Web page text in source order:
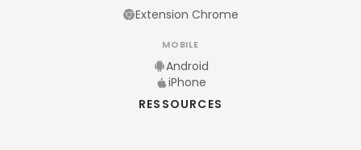
Extension Chrome
MOBILE
Android
iPhone
RESSOURCES